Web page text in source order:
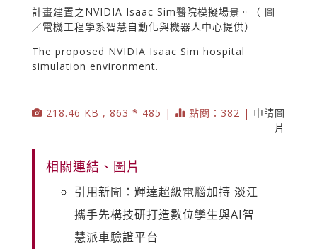
計畫建置之NVIDIA Isaac Sim醫院模擬場景。（ 圖
／電機工程學系智慧自動化與機器人中心提供）
The proposed NVIDIA Isaac Sim hospital
simulation environment.
218.46 KB , 863 * 485 | 點閱：382 | 申請圖
片
相關連結、圖片
引用新聞：輝達超級電腦加持 淡江
攜手先構技研打造數位孿生與AI智
慧派車驗證平台